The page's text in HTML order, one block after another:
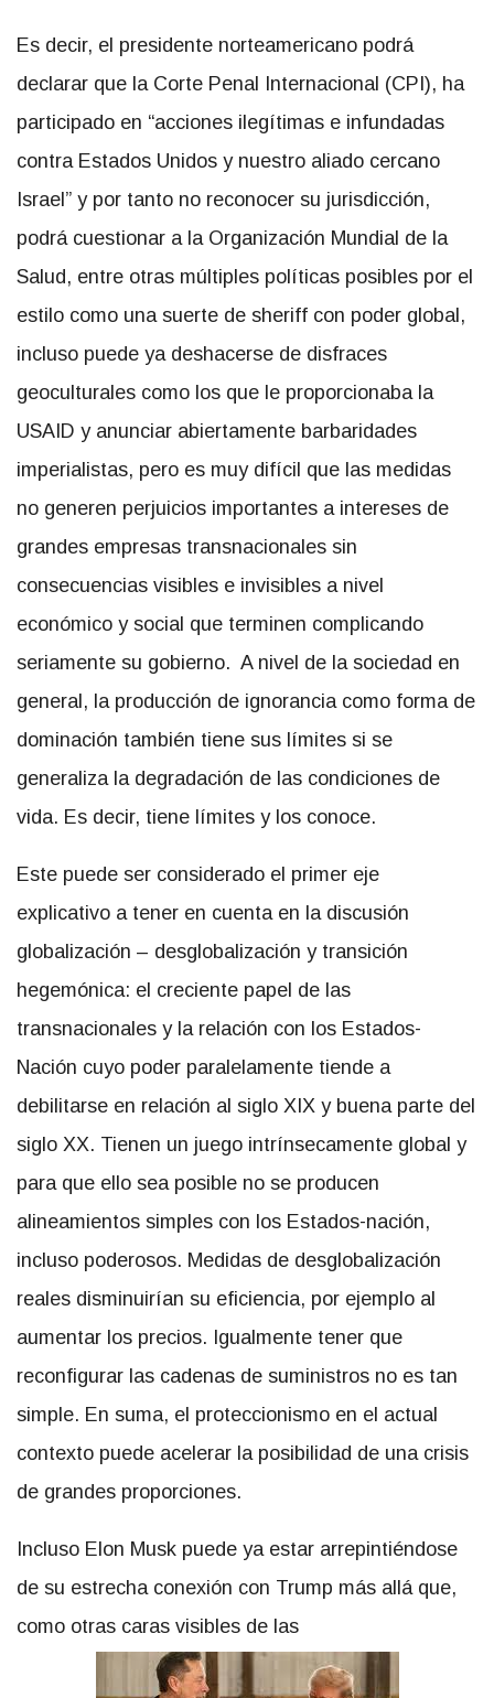
Es decir, el presidente norteamericano podrá
declarar que la Corte Penal Internacional (CPI), ha
participado en “acciones ilegítimas e infundadas
contra Estados Unidos y nuestro aliado cercano
Israel” y por tanto no reconocer su jurisdicción,
podrá cuestionar a la Organización Mundial de la
Salud, entre otras múltiples políticas posibles por el
estilo como una suerte de sheriff con poder global,
incluso puede ya deshacerse de disfraces
geoculturales como los que le proporcionaba la
USAID y anunciar abiertamente barbaridades
imperialistas, pero es muy difícil que las medidas
no generen perjuicios importantes a intereses de
grandes empresas transnacionales sin
consecuencias visibles e invisibles a nivel
económico y social que terminen complicando
seriamente su gobierno. A nivel de la sociedad en
general, la producción de ignorancia como forma de
dominación también tiene sus límites si se
generaliza la degradación de las condiciones de
vida. Es decir, tiene límites y los conoce.
Este puede ser considerado el primer eje
explicativo a tener en cuenta en la discusión
globalización – desglobalización y transición
hegemónica: el creciente papel de las
transnacionales y la relación con los Estados-
Nación cuyo poder paralelamente tiende a
debilitarse en relación al siglo XIX y buena parte del
siglo XX. Tienen un juego intrínsecamente global y
para que ello sea posible no se producen
alineamientos simples con los Estados-nación,
incluso poderosos. Medidas de desglobalización
reales disminuirían su eficiencia, por ejemplo al
aumentar los precios. Igualmente tener que
reconfigurar las cadenas de suministros no es tan
simple. En suma, el proteccionismo en el actual
contexto puede acelerar la posibilidad de una crisis
de grandes proporciones.
Incluso Elon Musk puede ya estar arrepintiéndose
de su estrecha conexión con Trump más allá que,
como otras caras visibles de las